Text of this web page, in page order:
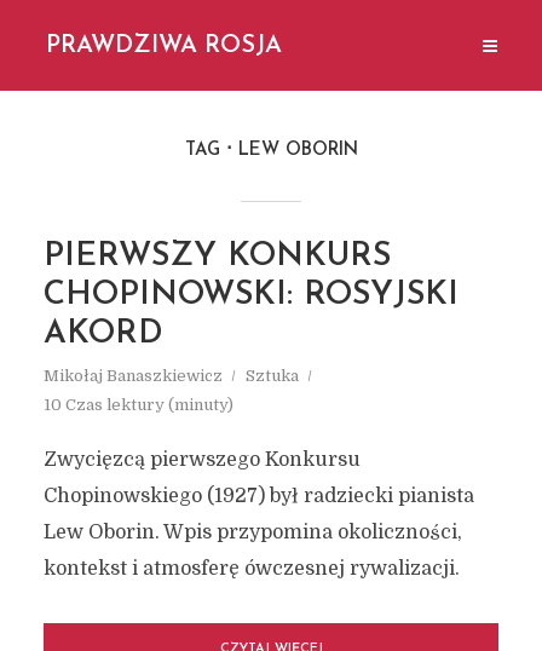
PRAWDZIWA ROSJA
TAG LEW OBORIN
PIERWSZY KONKURS
CHOPINOWSKI: ROSYJSKI
AKORD
Mikołaj Banaszkiewicz
Sztuka
10 Czas lektury (minuty)
Zwycięzcą pierwszego Konkursu
Chopinowskiego (1927) był radziecki pianista
Lew Oborin. Wpis przypomina okoliczności,
kontekst i atmosferę ówczesnej rywalizacji.